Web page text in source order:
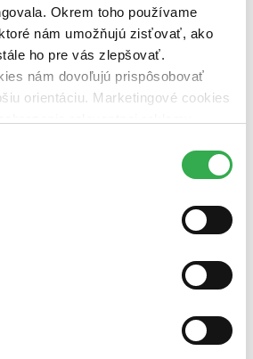
Okrem toho používame
nám umožňujú zisťovať, ako
ho pre vás zlepšovať.
nám dovoľujú prispôsobovať
orientáciu. Marketingové cookies
mohli používať všetky tieto
nová
stav (0 titulov)čítaná - výborný stav
(0 titulov)čítaná - mierne